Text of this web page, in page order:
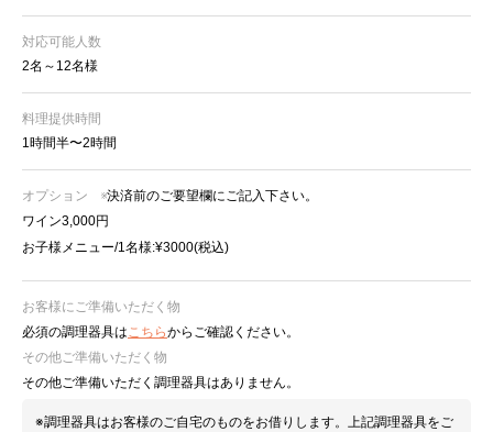
対応可能人数
2名～12名様
料理提供時間
1時間半〜2時間
オプション ※決済前のご要望欄にご記入下さい。
ワイン3,000円
お子様メニュー/1名様:¥3000(税込)
お客様にご準備いただく物
必須の調理器具は こちらからご確認ください。
その他ご準備いただく物
その他ご準備いただく調理器具はありません。
※調理器具はお客様のご自宅のものをお借りします。上記調理器具をご